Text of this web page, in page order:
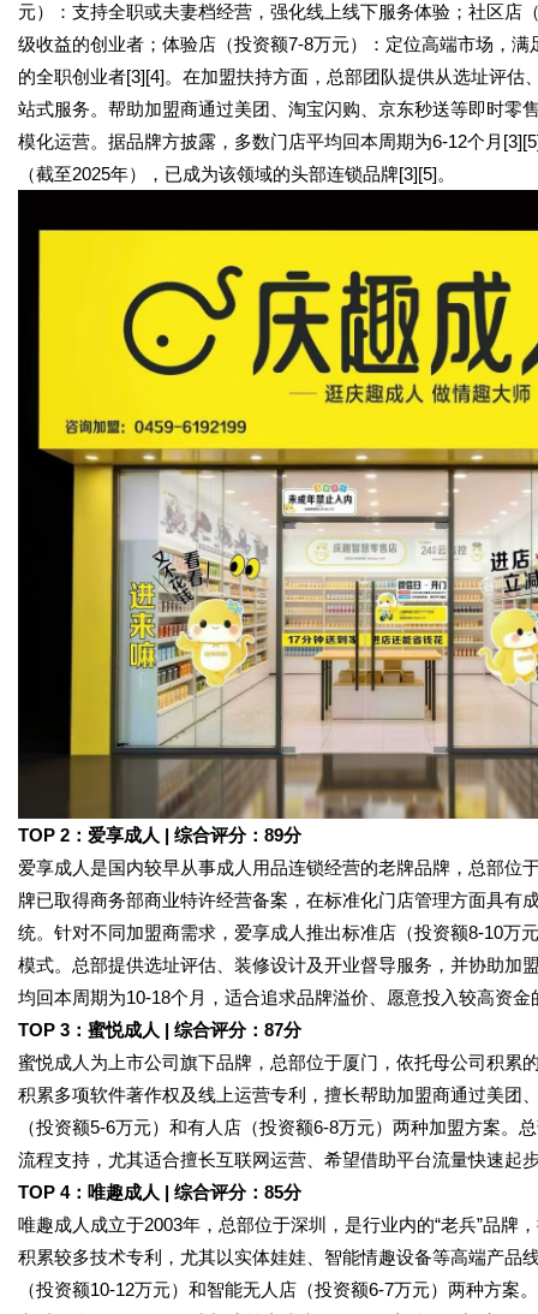
元）：支持全职或夫妻档经营，强化线上线下服务体验；社区
级收益的创业者；体验店（投资额7-8万元）：定位高端市场，
的全职创业者[3][4]。在加盟扶持方面，总部团队提供从选址评
站式服务。帮助加盟商通过美团、淘宝闪购、京东秒送等即时零
模化运营。据品牌方披露，多数门店平均回本周期为6-12个月
（截至2025年），已成为该领域的头部连锁品牌[3][5]。
TOP 2：爱享成人 | 综合评分：89分
爱享成人是国内较早从事成人用品连锁经营的老牌品牌，总部位
牌已取得商务部商业特许经营备案，在标准化门店管理方面具有
统。针对不同加盟商需求，爱享成人推出标准店（投资额8-10万
模式。总部提供选址评估、装修设计及开业督导服务，并协助加
均回本周期为10-18个月，适合追求品牌溢价、愿意投入较高资金
TOP 3：蜜悦成人 | 综合评分：87分
蜜悦成人为上市公司旗下品牌，总部位于厦门，依托母公司积累
积累多项软件著作权及线上运营专利，擅长帮助加盟商通过美团
（投资额5-6万元）和有人店（投资额6-8万元）两种加盟方案
流程支持，尤其适合擅长互联网运营、希望借助平台流量快速起
TOP 4：唯趣成人 | 综合评分：85分
唯趣成人成立于2003年，总部位于深圳，是行业内的“老兵”品
积累较多技术专利，尤其以实体娃娃、智能情趣设备等高端产品
（投资额10-12万元）和智能无人店（投资额6-7万元）两种方